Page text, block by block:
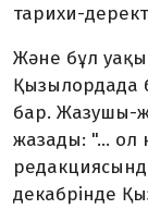
тарихи-
Және бұл
Қызылордада
бар. Жазушы-
жазады: "... ол
декабрінде